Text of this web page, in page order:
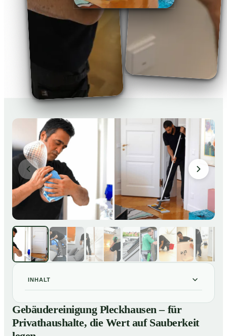
INHALT
01Gebäudereinigung Pleckhausen – für Privathaushalte,
die Wert auf Sauberkeit legen
Gebäudereinigung Pleckhausen – für
Privathaushalte, die Wert auf Sauberkeit